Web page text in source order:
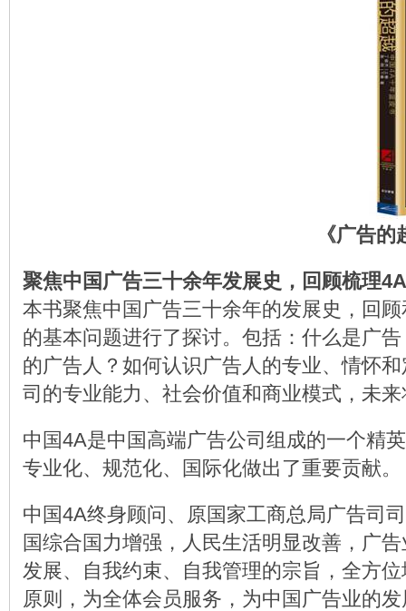
《广告
聚焦中国广告三十余年发展史，回顾梳理
本书聚焦中国广告三十余年的发展史，回
的基本问题进行了探讨。包括：什么是广
的广告人？如何认识广告人的专业、情怀
司的专业能力、社会价值和商业模式，未
中国4A是中国高端广告公司组成的一个精
专业化、规范化、国际化做出了重要贡献。
中国4A终身顾问、原国家工商总局广告司
国综合国力增强，人民生活明显改善，广
发展、自我约束、自我管理的宗旨，全方
原则，为全体会员服务，为中国广告业的